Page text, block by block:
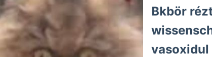
Bkbör
vasoxidul